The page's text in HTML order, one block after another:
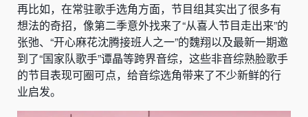
再比如，在常驻歌手选角方面，节目组其实出了很多有
想法的奇招，像第二季意外找来了“从喜人节目走出来”的
张弛、“开心麻花沈腾接班人之一”的魏翔以及最新一期邀
到了“国家队歌手”谭晶等跨界音综，这些非音综熟脸歌手
的节目表现可圈可点，给音综选角带来了不少新鲜的行
业启发。